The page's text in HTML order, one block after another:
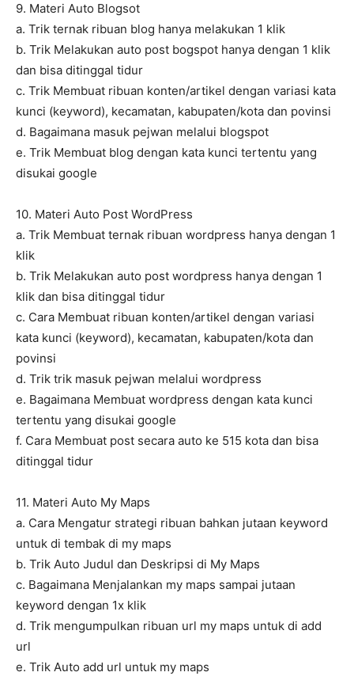
9. Materi Auto Blogsot
a. Trik ternak ribuan blog hanya melakukan 1 klik
b. Trik Melakukan auto post bogspot hanya dengan 1 klik
dan bisa ditinggal tidur
c. Trik Membuat ribuan konten/artikel dengan variasi kata
kunci (keyword), kecamatan, kabupaten/kota dan povinsi
d. Bagaimana masuk pejwan melalui blogspot
e. Trik Membuat blog dengan kata kunci tertentu yang
disukai google
10. Materi Auto Post WordPress
a. Trik Membuat ternak ribuan wordpress hanya dengan 1
klik
b. Trik Melakukan auto post wordpress hanya dengan 1
klik dan bisa ditinggal tidur
c. Cara Membuat ribuan konten/artikel dengan variasi
kata kunci (keyword), kecamatan, kabupaten/kota dan
povinsi
d. Trik trik masuk pejwan melalui wordpress
e. Bagaimana Membuat wordpress dengan kata kunci
tertentu yang disukai google
f. Cara Membuat post secara auto ke 515 kota dan bisa
ditinggal tidur
11. Materi Auto My Maps
a. Cara Mengatur strategi ribuan bahkan jutaan keyword
untuk di tembak di my maps
b. Trik Auto Judul dan Deskripsi di My Maps
c. Bagaimana Menjalankan my maps sampai jutaan
keyword dengan 1x klik
d. Trik mengumpulkan ribuan url my maps untuk di add
url
e. Trik Auto add url untuk my maps